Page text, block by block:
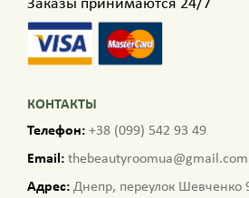
Заказы принимаются 24/7
КОНТАКТЫ
Телефон: +38 (099) 542 93 49
Email: thebeautyroomua@gmail.com
Адрес: Днепр, переулок Шевченко